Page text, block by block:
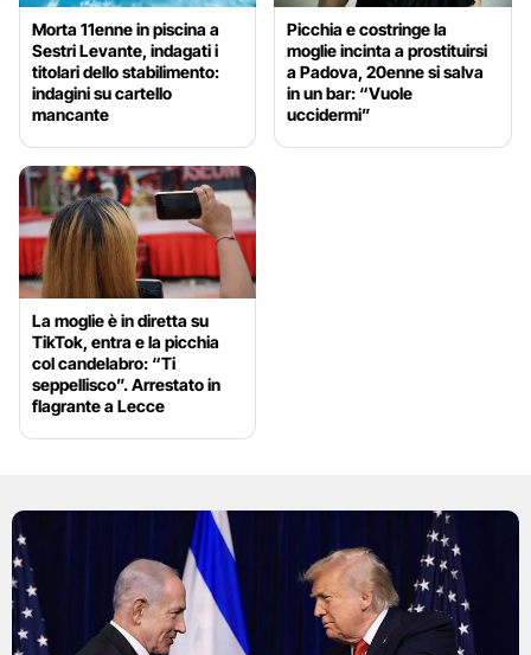
Morta 11enne in piscina a
Sestri Levante, indagati i
titolari dello stabilimento:
indagini su cartello
mancante
Picchia e costringe la
moglie incinta a prostituirsi
a Padova, 20enne si salva
in un bar: “Vuole
uccidermi”
La moglie è in diretta su
TikTok, entra e la picchia
col candelabro: “Ti
seppellisco”. Arrestato in
flagrante a Lecce